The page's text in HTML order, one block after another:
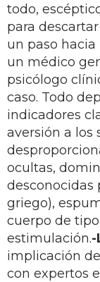
todo,
para
un paso
un médico
psicólogo
caso. Todo
indicadores
aversión a los
ocultas,
desconocidas
griego),
cuerpo de
estimulación.-
implicación
con expertos